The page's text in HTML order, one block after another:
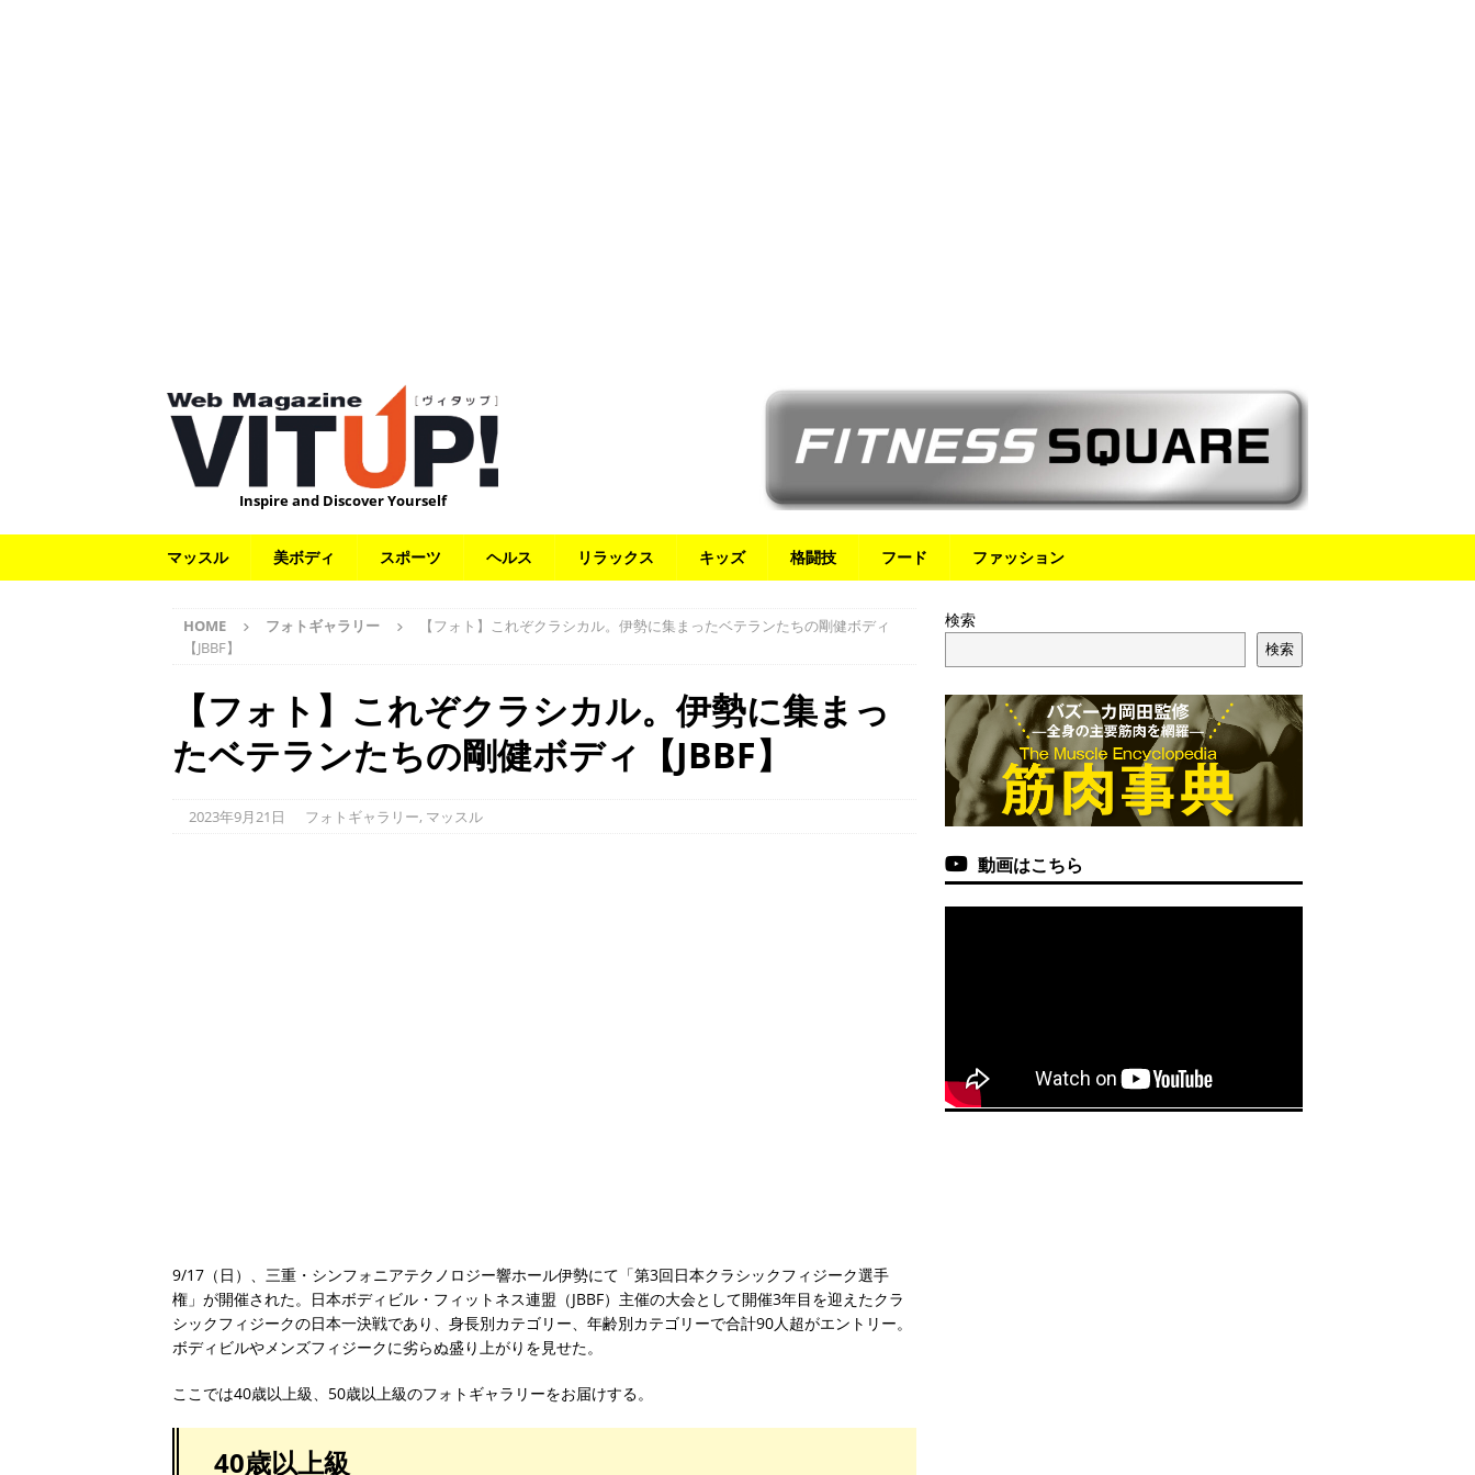
Inspire and Discover Yourself
マッスル 美ボディ スポーツ ヘルス リラックス キッズ 格闘技 フード ファッション
HOME フォトギャラリー
【フォト】これぞクラシカル。伊勢に集まったベテランたちの剛健ボディ
【JBBF】
【フォト】これぞクラシカル。伊勢に集まっ
たベテランたちの剛健ボディ【JBBF】
2023年9月21日 フォトギャラリー, マッスル
9/17（日）、三重・シンフォニアテクノロジー響ホール伊勢にて「第3回日本クラシックフィジーク選手
権」が開催された。日本ボディビル・フィットネス連盟（JBBF）主催の大会として開催3年目を迎えたクラ
シックフィジークの日本一決戦であり、身長別カテゴリー、年齢別カテゴリーで合計90人超がエントリー。
ボディビルやメンズフィジークに劣らぬ盛り上がりを見せた。
ここでは40歳以上級、50歳以上級のフォトギャラリーをお届けする。
40歳以上級
検索
検索
動画はこちら